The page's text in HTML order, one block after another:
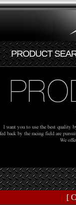
PRODUCT
[